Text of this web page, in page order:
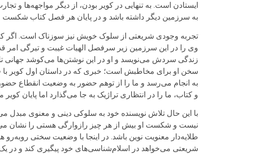
ایستادن است. به تنهایی در کویر بودن، از دیگر مواجهه‌ها
به سرزمین دیگر داشته باشد و در پایان هر فصل کتاب شکست
تجربه وجودی شریعتی از سلوک خویش نیز سوزناک است. اگر کویر
وی را در این سرزمین زیر سرفصل الهیات غیبت و تیرگی امر
زندگی سردش می‌نویسد و او در این نوشتن‌ها می‌کوشد جهانی
سخن او برای مخاطبش است؛ خبری که در داستان اول کویر
به انجام می‌رسد و ما را از توهم حضور به وضعیت
و کتاب، ما را در انتظاری تراژیک به جا می‌گذارد اما پایان
با این حال تلاش نویسنده خود به سلوکی دینی و معنوی مبدل
نیست و شکست او بیش از هر چیز رازوارگی هستی را نشان
طلایه‌دار معنویت نوین باشد. در اینجا با وضعیت سختی
شریعتی می‌خواهد در اسلام‌شناسی‌های خود پیگیری کند و در